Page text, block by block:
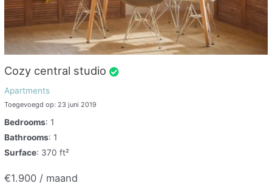
Cozy central studio
Apartments
Toegevoegd op: 23 juni 2019
Bedrooms: 1
Bathrooms: 1
Surface: 370 ft²
€1.900 / maand